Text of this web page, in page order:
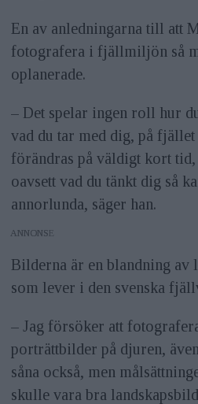
En av anledningarna till att
fotografera i fjällmiljön så
oplanerade.
– Det spelar ingen roll hur
vad du tar med dig, på
förändras på väldigt kort
oavsett vad du tänkt dig så
annorlunda, säger han.
ANNONS
Bilderna är en blandning av
som lever i den svenska
– Jag försöker att
porträttbilder på djuren,
såna också, men
skulle vara bra